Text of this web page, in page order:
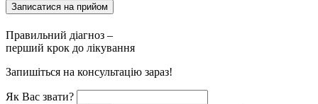
Записатися на прийом
Правильний діагноз –
перший крок до лікування
Запишіться на консультацію зараз!
Як Вас звати?